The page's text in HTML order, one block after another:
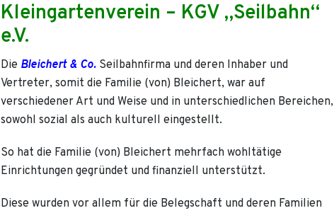
Kleingartenverein – KGV „Seilbahn“
e.V.
Die Bleichert & Co. Seilbahnfirma und deren Inhaber und
Vertreter, somit die Familie (von) Bleichert, war auf
verschiedener Art und Weise und in unterschiedlichen Bereichen,
sowohl sozial als auch kulturell eingestellt.
So hat die Familie (von) Bleichert mehrfach wohltätige
Einrichtungen gegründet und finanziell unterstützt.
Diese wurden vor allem für die Belegschaft und deren Familien